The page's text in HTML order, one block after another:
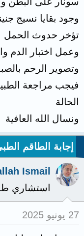
وجود بقايا نسيج
تؤخر حدوث الحمل
وعمل اختبار الدم
وتصوير الرحم
فيجب مراجعة
الحالة
ونسال الله العافية
إجابة الطاقم
Ismail
استشاري
27 يونيو 2025